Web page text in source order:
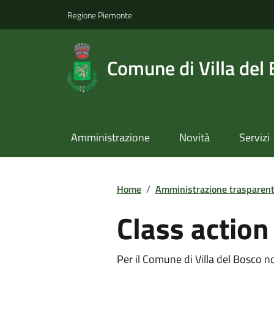
Regione Piemonte
Comune di Villa del
Amministrazione Novità Servizi
Home / Amministrazione
Class action
Per il Comune di Villa del Bosco